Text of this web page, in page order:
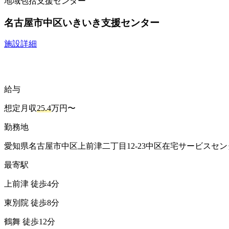
名古屋市中区いきいき支援センター
施設詳細
給与
想定月収25.4万円〜
勤務地
愛知県名古屋市中区上前津二丁目12-23中区在宅サービスセ
最寄駅
上前津 徒歩4分
東別院 徒歩8分
鶴舞 徒歩12分